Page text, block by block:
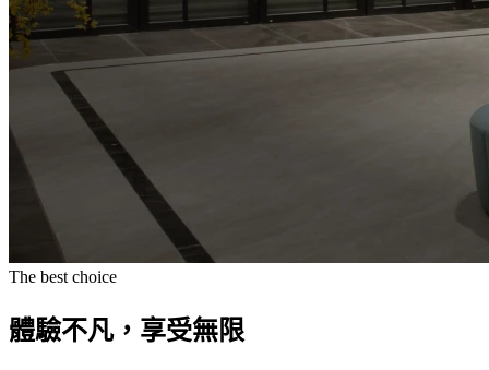
The best choice
體驗不凡，享受無限